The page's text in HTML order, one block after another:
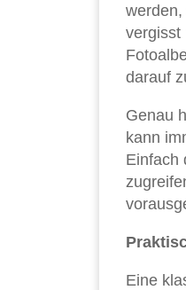
vergisst
darauf
Genau
kann
Einfach
Eine